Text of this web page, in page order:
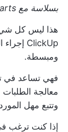
بسلاسة مع ClickUp Gantt Charts
هذا ليس كل
ClickUp إجراء
ومبسطة.
فهي تساعد في
معالجة الطلبات
وتتبع مهل
إذا كنت ترغب